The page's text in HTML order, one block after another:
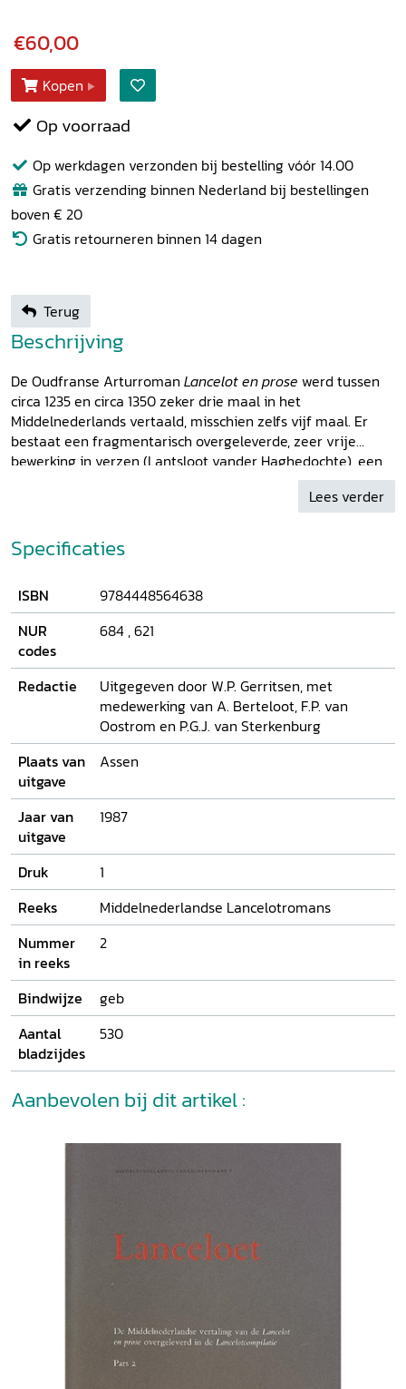
€60,00
Kopen
Op voorraad
Op werkdagen verzonden bij bestelling vóór 14.00
Gratis verzending binnen Nederland bij bestellingen
boven € 20
Gratis retourneren binnen 14 dagen
Terug
Beschrijving
De Oudfranse Arturroman Lancelot en prose werd tussen
circa 1235 en circa 1350 zeker drie maal in het
Middelnederlands vertaald, misschien zelfs vijf maal. Er
bestaat een fragmentarisch overgeleverde, zeer vrije
bewerking in verzen (Lantsloot vander Haghedochte), een
vertaling in proza (voor een klein deel bewaard gebleven in
de zogenoemde Rotterdamse Fragmenten) en een
geheel van teksten dat de Lancelotcompilatie genoemd
wordt. Sinds 1977 wordt er in het kader van het Utrechtse
Middelnederlandse Lancelotromans door middel van
studies en tekstedities toegankelijk te maken voor het
internationale Arturistische onderzoek. De uit dit project
resulterende boeken worden gepubliceerd in de reeks
'Middelnederlandse Lancelotromans'. Dit deel bevat een
Lantsloot vander Haghedochtevan de hand van
W.P. Gerritsen. In zijn inleiding gaat Gerritsen in op de
geschiedenis van het Lancelot-onderzoek en de
identificatie van de Lantsloot-fragmenten, codicologische
aspecten en enkele kenmerken van spelling en taalgebruik.
Lees verder
Specificaties
ISBN
9784448564638
NUR
codes
684 ,621
Redactie
Uitgegeven door W.P. Gerritsen, met
medewerking van A. Berteloot, F.P. van
Oostrom en P.G.J. van Sterkenburg
Plaats van
uitgave
Assen
Jaar van
uitgave
1987
Druk
1
Reeks
Middelnederlandse Lancelotromans
Nummer
in reeks
2
Bindwijze
geb
Aantal
bladzijdes
530
Aanbevolen bij dit artikel :